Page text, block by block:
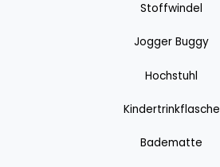
Stoffwindel
Jogger Buggy
Hochstuhl
Kindertrinkflasche
Badematte